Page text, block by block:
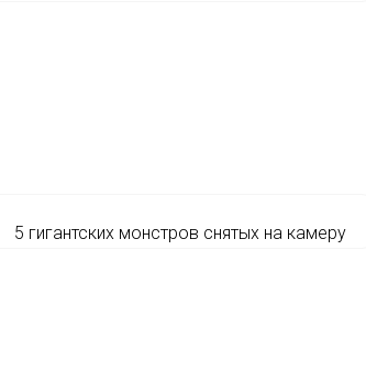
5 гигантских монстров снятых на камеру